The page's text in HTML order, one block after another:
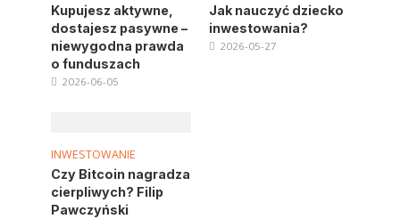
Kupujesz aktywne,
dostajesz pasywne –
niewygodna prawda
o funduszach
2026-06-05
Jak nauczyć dziecko
inwestowania?
2026-05-27
INWESTOWANIE
Czy Bitcoin nagradza
cierpliwych? Filip
Pawczyński